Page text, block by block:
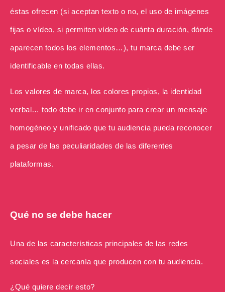
éstas ofrecen (si aceptan texto o no, el uso de imágenes
fijas o vídeo, si permiten vídeo de cuánta duración, dónde
aparecen todos los elementos…), tu marca debe ser
identificable en todas ellas.
Los valores de marca, los colores propios, la identidad
verbal… todo debe ir en conjunto para crear un mensaje
homogéneo y unificado que tu audiencia pueda reconocer
a pesar de las peculiaridades de las diferentes
plataformas.
Qué no se debe hacer
Una de las características principales de las redes
sociales es la cercanía que producen con tu audiencia.
¿Qué quiere decir esto?